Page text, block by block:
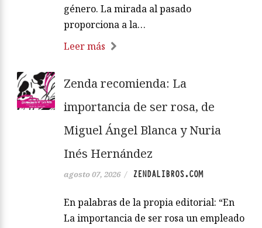
género. La mirada al pasado
proporciona a la…
Leer más
Zenda recomienda: La
importancia de ser rosa, de
Miguel Ángel Blanca y Nuria
Inés Hernández
agosto 07, 2026 / ZENDALIBROS.COM
En palabras de la propia editorial: “En
La importancia de ser rosa un empleado